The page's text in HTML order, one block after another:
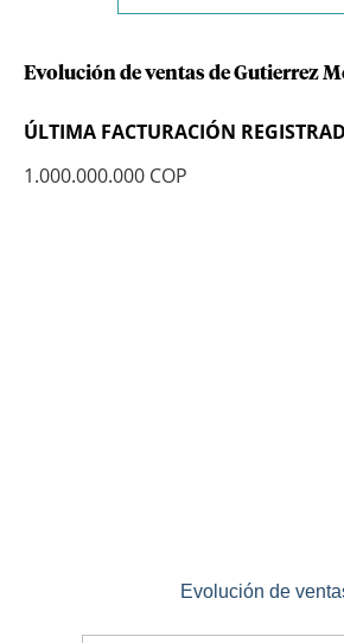
Evolución de ventas de Gutierrez
ÚLTIMA FACTURACIÓN
1.000.000.000 COP
Evolución de